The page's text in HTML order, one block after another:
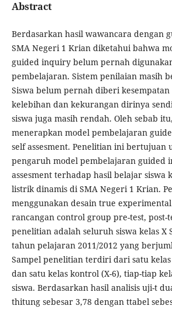
Abstract
Berdasarkan hasil wawancara dengan
SMA Negeri 1 Krian diketahui bahwa
guided inquiry belum pernah
pembelajaran. Sistem penilaian masih
Siswa belum pernah diberi
kelebihan dan kekurangan dirinya
siswa juga masih rendah. Oleh sebab
menerapkan model pembelajaran
self assesment. Penelitian ini bertujuan
pengaruh model pembelajaran guided
assesment terhadap hasil belajar siswa
listrik dinamis di SMA Negeri 1 Krian.
menggunakan desain true
rancangan control group pre-test, post-
penelitian adalah seluruh siswa kelas X
tahun pelajaran 2011/2012 yang
Sampel penelitian terdiri dari satu kelas
dan satu kelas kontrol (X-6), tiap-tiap
siswa. Berdasarkan hasil analisis uji-t
thitung sebesar 3,78 dengan ttabel